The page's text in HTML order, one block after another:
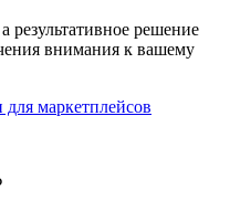
результативное решение
внимания к вашему
для маркетплейсов